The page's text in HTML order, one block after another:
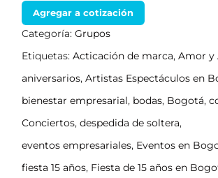
Agregar a cotización
Categoría: Grupos
Etiquetas: Acticación de marca, Amor y
aniversarios, Artistas Espectáculos en
bienestar empresarial, bodas, Bogotá,
Conciertos, despedida de soltera,
eventos empresariales, Eventos en
fiesta 15 años, Fiesta de 15 años en